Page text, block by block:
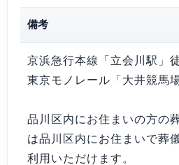
備考
京浜急行本線「立会川駅」
東京モノレール「大井競馬
品川区内にお住まいの方の
は品川区内にお住まいで葬
利用いただけます。